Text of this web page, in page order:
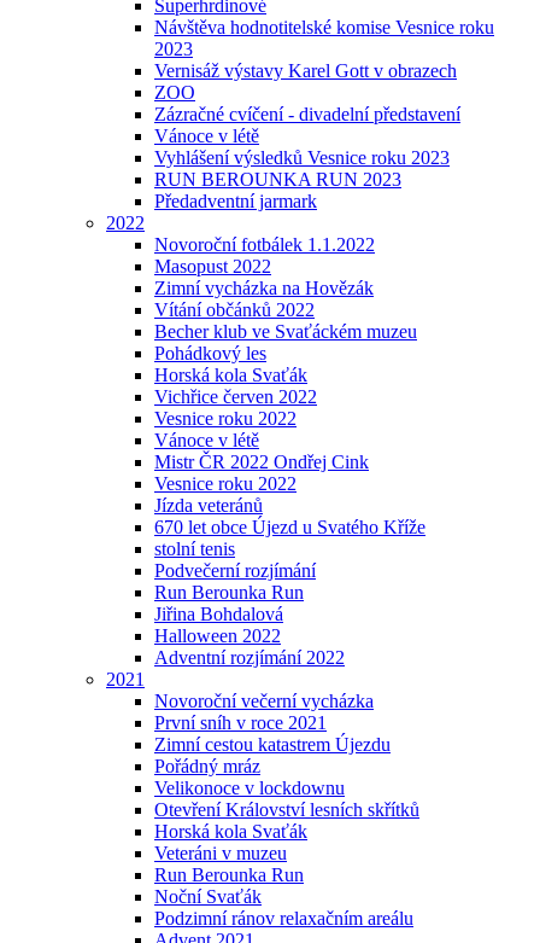
Superhrdinové
Návštěva hodnotitelské komise Vesnice roku
2023
Vernisáž výstavy Karel Gott v obrazech
ZOO
Zázračné cvíčení - divadelní představení
Vánoce v létě
Vyhlášení výsledků Vesnice roku 2023
RUN BEROUNKA RUN 2023
Předadventní jarmark
2022
Novoroční fotbálek 1.1.2022
Masopust 2022
Zimní vycházka na Hovězák
Vítání občánků 2022
Becher klub ve Svaťáckém muzeu
Pohádkový les
Horská kola Svaťák
Vichřice červen 2022
Vesnice roku 2022
Vánoce v létě
Mistr ČR 2022 Ondřej Cink
Vesnice roku 2022
Jízda veteránů
670 let obce Újezd u Svatého Kříže
stolní tenis
Podvečerní rozjímání
Run Berounka Run
Jiřina Bohdalová
Halloween 2022
Adventní rozjímání 2022
2021
Novoroční večerní vycházka
První sníh v roce 2021
Zimní cestou katastrem Újezdu
Pořádný mráz
Velikonoce v lockdownu
Otevření Království lesních skřítků
Horská kola Svaťák
Veteráni v muzeu
Run Berounka Run
Noční Svaťák
Podzimní ránov relaxačním areálu